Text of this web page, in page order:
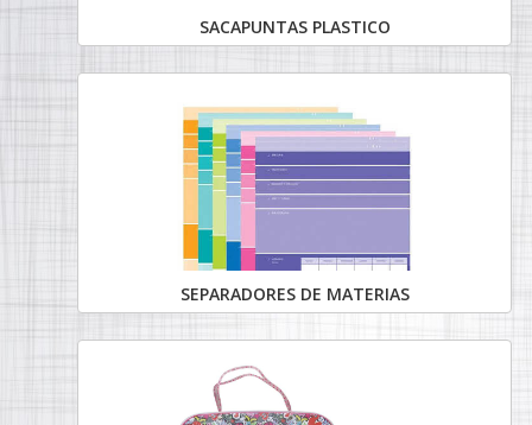
SACAPUNTAS PLASTICO
SEPARADORES DE MATERIAS